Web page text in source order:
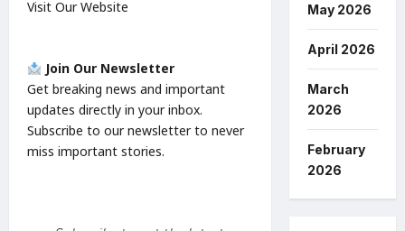
Visit Our Website
Join Our Newsletter
Get breaking news and important
updates directly in your inbox.
Subscribe to our newsletter to never
miss important stories.
May 2026
April 2026
March
2026
February
2026